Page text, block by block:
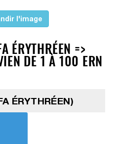
l'image
ÉRYTHRÉEN =>
DE 1 À 100 ERN
ÉRYTHRÉEN)